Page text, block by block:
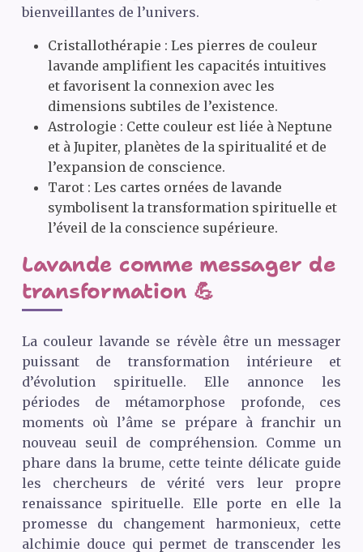
bienveillantes de l’univers.
Cristallothérapie : Les pierres de couleur
lavande amplifient les capacités intuitives
et favorisent la connexion avec les
dimensions subtiles de l’existence.
Astrologie : Cette couleur est liée à Neptune
et à Jupiter, planètes de la spiritualité et de
l’expansion de conscience.
Tarot : Les cartes ornées de lavande
symbolisent la transformation spirituelle et
l’éveil de la conscience supérieure.
Lavande comme messager de
transformation 💪
La couleur lavande se révèle être un messager
puissant de transformation intérieure et
d’évolution spirituelle. Elle annonce les
périodes de métamorphose profonde, ces
moments où l’âme se prépare à franchir un
nouveau seuil de compréhension. Comme un
phare dans la brume, cette teinte délicate guide
les chercheurs de vérité vers leur propre
renaissance spirituelle. Elle porte en elle la
promesse du changement harmonieux, cette
alchimie douce qui permet de transcender les